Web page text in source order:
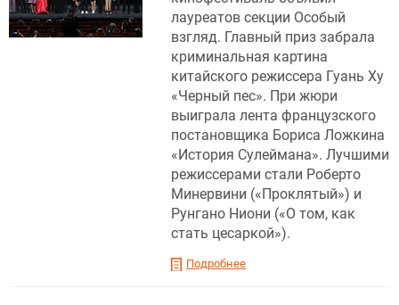
лауреатов секции Особый
взгляд. Главный приз забрала
криминальная картина
китайского режиссера Гуань Ху
«Черный пес». При жюри
выиграла лента французского
постановщика Бориса Ложкина
«История Сулеймана». Лучшими
режиссерами стали Роберто
Минервини («Проклятый») и
Рунгано Ниони («О том, как
стать цесаркой»).
Подробнее